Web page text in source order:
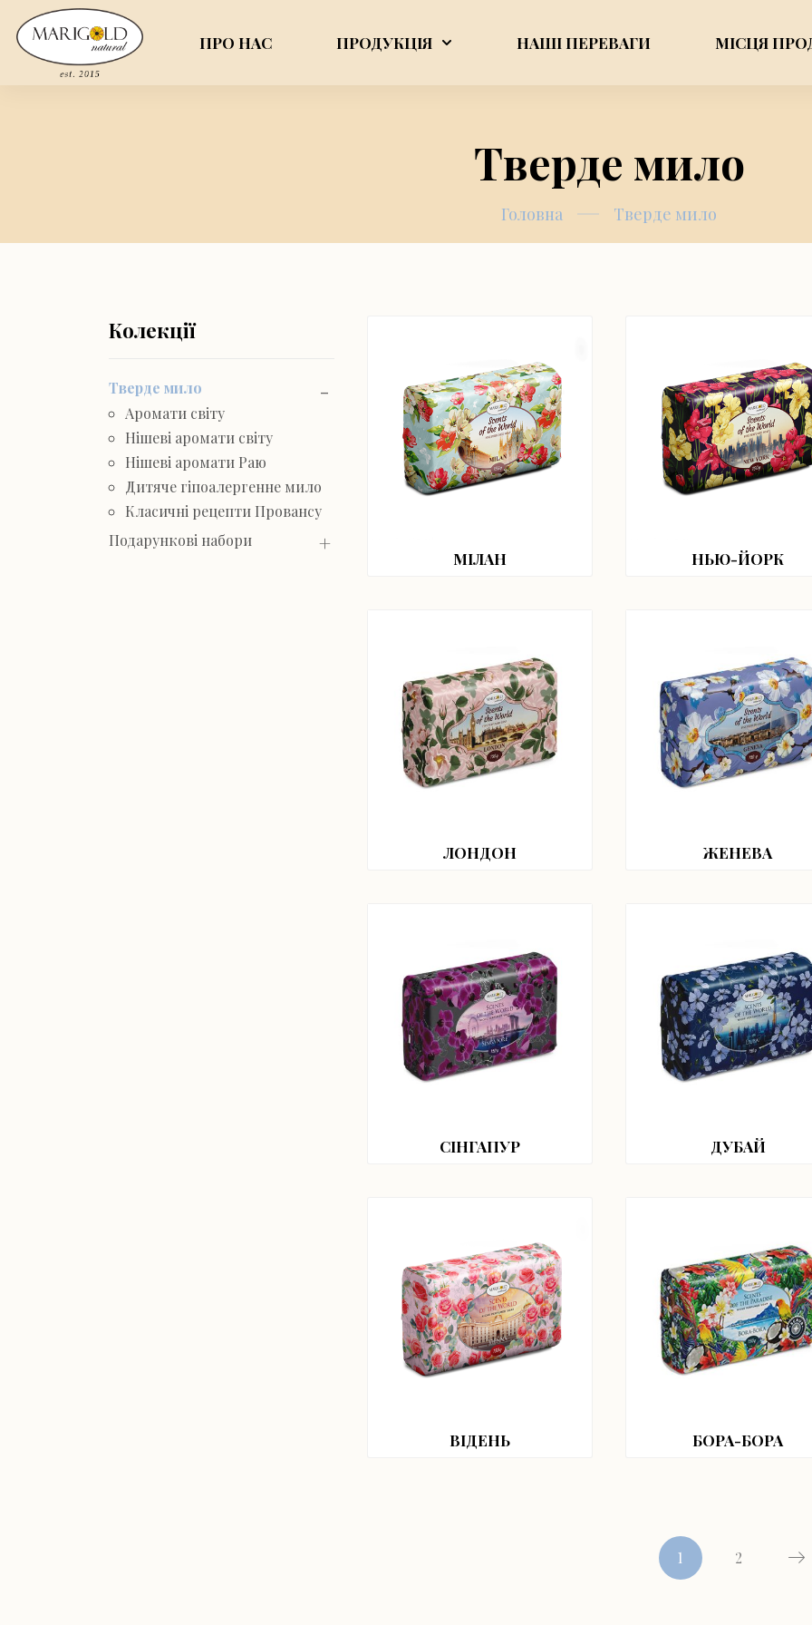
ПРО НАС ПРОДУКЦІЯ НАШІ ПЕРЕВАГИ МІСЦЯ
Тверде мило
Головна Тверде мило
Колекції
Тверде мило
Аромати світу
Нішеві аромати світу
Нішеві аромати Раю
Дитяче гіпоалергенне мило
Класичні рецепти Провансу
Подарункові набори
МІЛАН НЬЮ-ЙОРК
ЛОНДОН ЖЕНЕВА
СІНГАПУР ДУБАЙ
ВІДЕНЬ БОРА-БОРА
1 2